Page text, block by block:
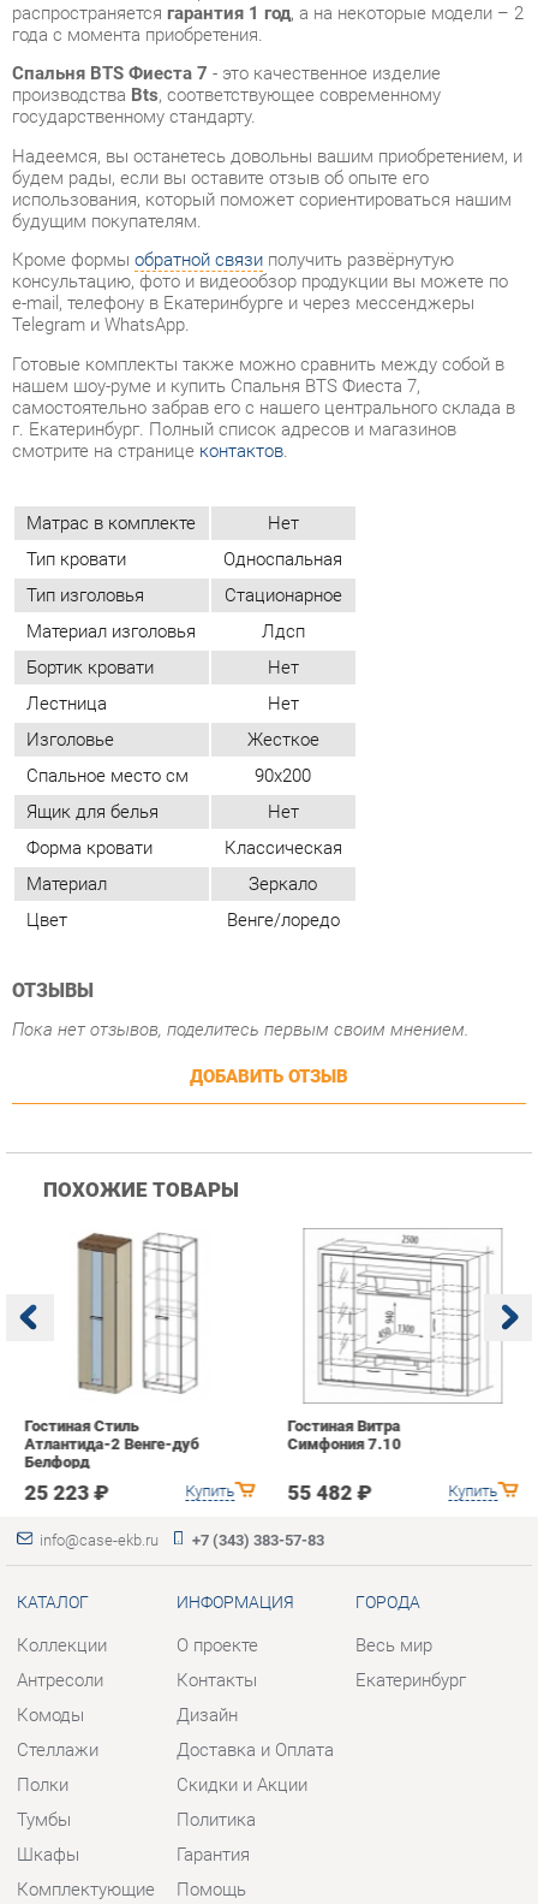
государственному стандарту.
будем рады, если вы оставите отзыв об опыте его
использования, который поможет сориентироваться нашим
будущим покупателям.
Кроме формы обратной связиполучить развёрнутую
консультацию, фото и видеообзор продукции вы можете по
e-mail, телефону в Екатеринбурге и через мессенджеры
Telegram и WhatsApp.
Готовые комплекты также можно сравнить между собой в
нашем шоу-руме и купить Спальня BTS Фиеста 7,
самостоятельно забрав его с нашего центрального склада в
г. Екатеринбург. Полный список адресов и магазинов
смотрите на странице
Матрас в комплекте
Нет
Тип кровати
Односпальная
Материал изголовья
Лдсп
Бортик кровати
Нет
Лестница
Нет
Изголовье
Жесткое
Спальное место см
90x200
Ящик для белья
Нет
Форма кровати
Материал
Зеркало
Цвет Венге/лоредо
ОТЗЫВЫ
Пока нет отзывов, поделитесь первым своим мнением.
ДОБАВИТЬ ОТЗЫВ
Купить
Атлантида-2 Венге-дуб
Белфорд
25 223 ₽ Купить
Гостиная Витра
Симфония 7.10
55 482 ₽
info@case-ekb.ru +7 (343) 383-57-83
КАТАЛОГ
Коллекции
Комоды
Тумбы
Шкафы
Комплектующие
ИНФОРМАЦИЯ
О проекте
Дизайн
Скидки и Акции
Политика
Гарантия
Помощь
ГОРОДА
Весь мир
КОНТАКТЫ
Шоурум и склад самовывоза
Адрес: г. Березовский, ул.
Ленина, 2